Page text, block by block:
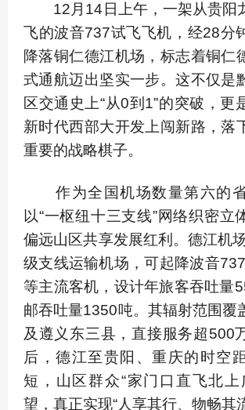
12月14日上午，一架从贵阳
飞的波音737试飞飞机，经28分
降落铜仁德江机场，标志着铜仁
式通航迈出坚实一步。这不仅是
区交通史上“从0到1”的突破，更
新时代西部大开发上闯新路，落
重要的战略棋子。
作为全国机场数量第六的省
以“一枢纽十三支线”网络织密立
偏远山区共享发展红利。德江机
级支线运输机场，可起降波音
等主流客机，设计年旅客吞吐量
邮吞吐量1350吨。其辐射范围覆
及遵义东三县，直接服务超500
后，德江至贵阳、重庆的时空
短，山区群众“家门口直飞北上
望，真正实现“人享其行、物畅其流